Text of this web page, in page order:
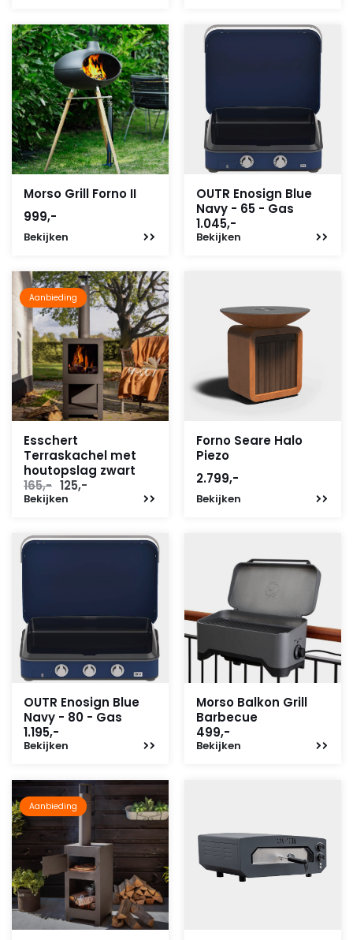
165,-.135,-.
Morso Grill Forno II
999,-
Bekijken
OUTR Enosign Blue
Navy - 65 - Gas
1.045,-
Bekijken
Aanbieding
Esschert
Terraskachel met
houtopslag zwart
165,- Oorspronkelijke
prijs
125,-
Bekijken
Forno Seare Halo
Piezo
2.799,-
Bekijken
OUTR Enosign Blue
Navy - 80 - Gas
1.195,-
Bekijken
Morso Balkon Grill
Barbecue
499,-
Bekijken
Aanbieding